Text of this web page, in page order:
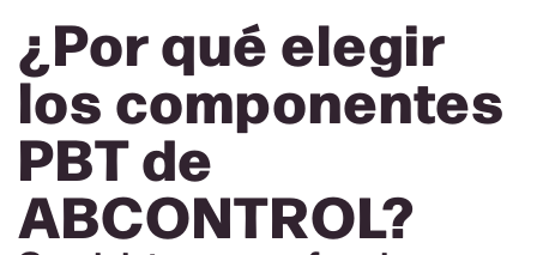
¿Por qué elegir
los componentes
PBT de
ABCONTROL?